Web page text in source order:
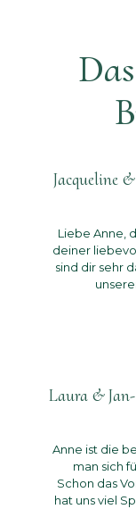
Jacqueline
Liebe Anne,
deiner
sind dir sehr
Laura &
Anne ist die
man sich
Schon das
hat uns viel